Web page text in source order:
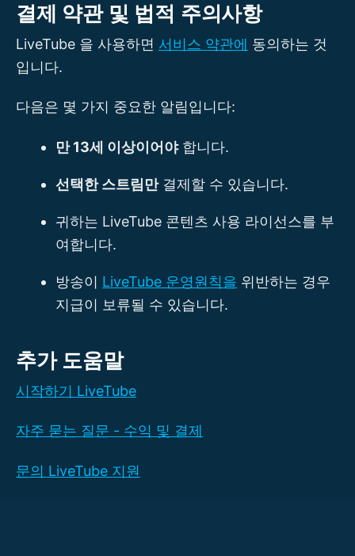
결제 약관 및 법적 주의사항
LiveTube 을 사용하면 서비스 약관에 동의하는 것
입니다.
다음은 몇 가지 중요한 알림입니다:
만 13세 이상이어야합니다.
선택한 스트림만결제할 수 있습니다.
귀하는 LiveTube 콘텐츠 사용 라이선스를 부
여합니다.
방송이 LiveTube 운영원칙을 위반하는 경우
지급이 보류될 수 있습니다.
추가 도움말
시작하기 LiveTube
자주 묻는 질문 - 수익 및 결제
문의 LiveTube 지원